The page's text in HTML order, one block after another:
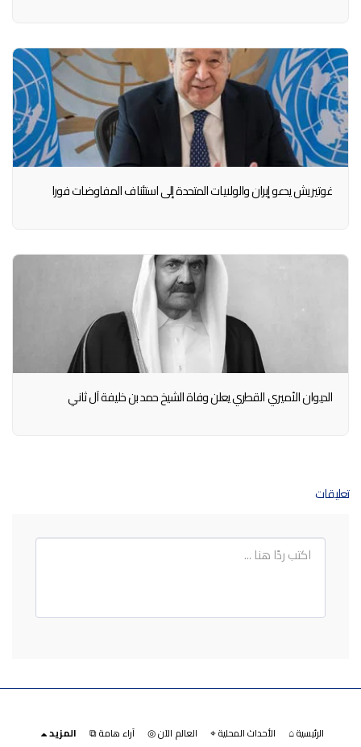
غوتيريش يدعو إيران والولايات المتحدة إلى استئناف المفاوضات فورا
الديوان الأميري القطري يعلن وفاة الشيخ حمد بن خليفة آل ثاني
تعليقات
الرئيسية ⌂ الأحداث المحلية ⌖ العالم الآن ◎ آراء هامة ⧉ المزيد